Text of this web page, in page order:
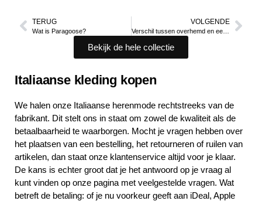
TERUG
Wat is Paragoose?
VOLGENDE
Verschil tussen overhemd en een blouse
Bekijk de hele collectie
Italiaanse kleding kopen
We halen onze Italiaanse herenmode rechtstreeks van de
fabrikant. Dit stelt ons in staat om zowel de kwaliteit als de
betaalbaarheid te waarborgen. Mocht je vragen hebben over
het plaatsen van een bestelling, het retourneren of ruilen van
artikelen, dan staat onze klantenservice altijd voor je klaar.
De kans is echter groot dat je het antwoord op je vraag al
kunt vinden op onze pagina met veelgestelde vragen. Wat
betreft de betaling: of je nu voorkeur geeft aan iDeal, Apple